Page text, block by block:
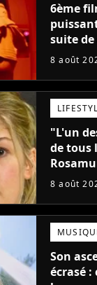
6ème
suite
porte
créatifs"
8 août
"L'un
de tous
pensait
fiction
sa
8 août
Son
écrasé